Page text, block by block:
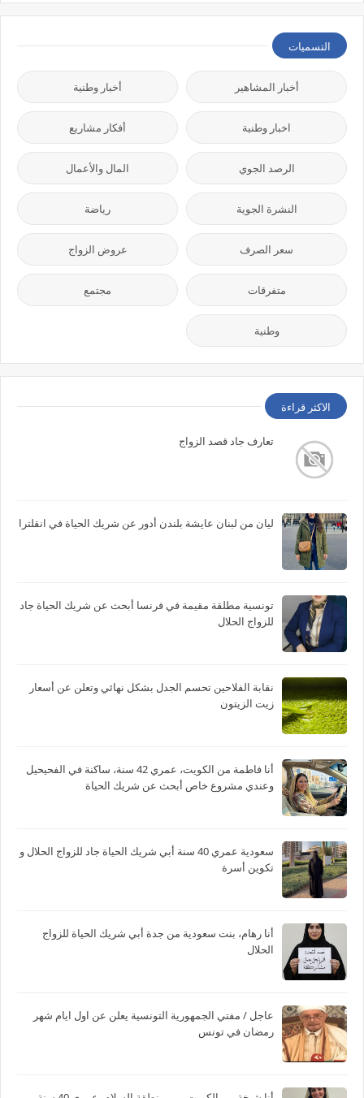
التسميات
أخبار المشاهير أخبار وطنية
اخبار وطنية أفكار مشاريع
الرصد الجوي المال والأعمال
النشرة الجوية رياضة
سعر الصرف عروض الزواج
متفرقات مجتمع
وطنية
الاكثر قراءة
تعارف جاد قصد الزواج
ليان من لبنان عايشة بلندن أدور عن شريك الحياة في انقلترا
تونسية مطلقة مقيمة في فرنسا أبحث عن شريك الحياة جاد
للزواج الحلال
نقابة الفلاحين تحسم الجدل بشكل نهائي وتعلن عن أسعار
زيت الزيتون
أنا فاطمة من الكويت، عمري 42 سنة، ساكنة في الفحيحيل
وعندي مشروع خاص أبحث عن شريك الحياة
سعودية عمري 40 سنة أبي شريك الحياة جاد للزواج الحلال و
تكوين أسرة
أنا رهام، بنت سعودية من جدة أبي شريك الحياة للزواج
الحلال
عاجل / مفتي الجمهورية التونسية يعلن عن اول ايام شهر
رمضان في تونس